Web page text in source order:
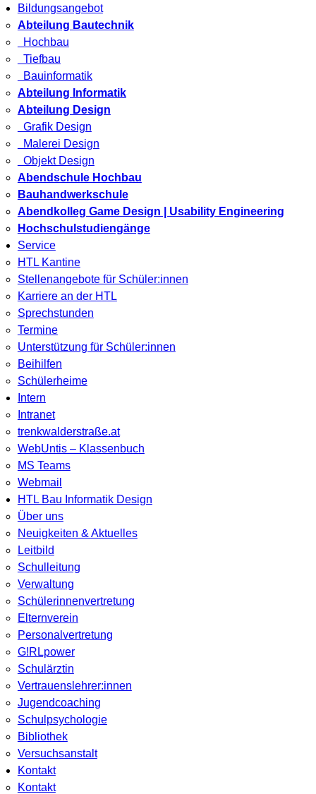
Bildungsangebot
Abteilung Bautechnik
Hochbau
Tiefbau
Bauinformatik
Abteilung Informatik
Abteilung Design
Grafik Design
Malerei Design
Objekt Design
Abendschule Hochbau
Bauhandwerkschule
Abendkolleg Game Design | Usability Engineering
Hochschulstudiengänge
Service
HTL Kantine
Stellenangebote für Schüler:innen
Karriere an der HTL
Sprechstunden
Termine
Unterstützung für Schüler:innen
Beihilfen
Schülerheime
Intern
Intranet
trenkwalderstraße.at
WebUntis – Klassenbuch
MS Teams
Webmail
HTL Bau Informatik Design
Über uns
Neuigkeiten & Aktuelles
Leitbild
Schulleitung
Verwaltung
Schülerinnenvertretung
Elternverein
Personalvertretung
G!RLpower
Schulärztin
Vertrauenslehrer:innen
Jugendcoaching
Schulpsychologie
Bibliothek
Versuchsanstalt
Kontakt
Kontakt